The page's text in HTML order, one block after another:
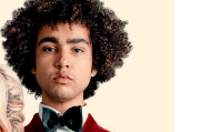
14 DÉCEMBRE 2022